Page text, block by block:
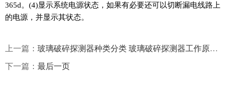
365d。(4)显示系统电源状态，如果有必要还可以切断漏电线路上
的电源，并显示其状态。
上一篇： 玻璃破碎探测器种类分类 玻璃破碎探测器工作原理是什么？
下一篇： 最后一页